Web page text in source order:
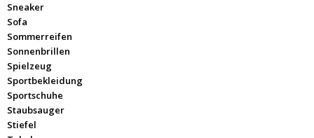
Sneaker
Sofa
Sommerreifen
Sonnenbrillen
Spielzeug
Sportbekleidung
Sportschuhe
Staubsauger
Stiefel